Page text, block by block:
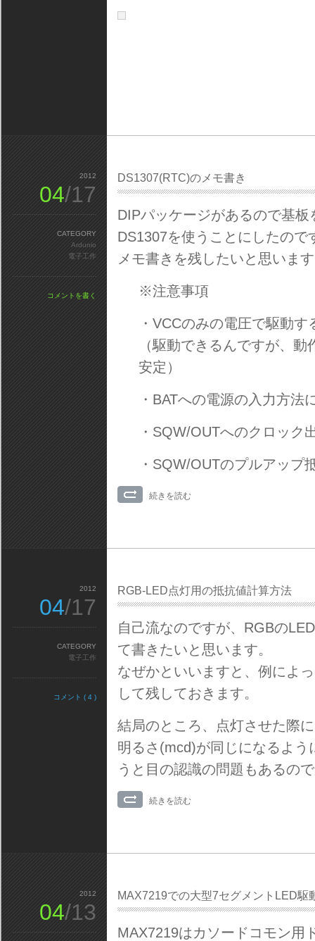
DS1307(RTC)のメモ書き
DIPパッケージがあるので基
DS1307を使うことにしたの
メモ書きを残したいと思いま
※注意事項
・VCCのみの電圧で駆動
（駆動できるんですが、
安定）
・BATへの電源の入力方
・SQW/OUTへのクロック
・SQW/OUTのプルアップ
続きを読む
2012
04/17
CATEGORY
Ardunio
電子工作
コメントを書く
RGB-LED点灯用の抵抗値計算方法
自己流なのですが、RGBの
て書きたいと思います。
なぜかといいますと、例によ
して残しておきます。
結局のところ、点灯させた際
明るさ(mcd)が同じになるよ
うと目の認識の問題もあるの
続きを読む
2012
04/17
CATEGORY
電子工作
コメント ( 4 )
MAX7219での大型7セグメントLED駆
MAX7219はカソードコモン用
2012
04/13